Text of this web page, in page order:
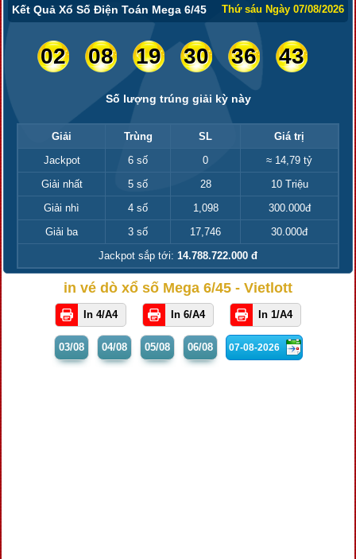
Kết Quả Xổ Số Điện Toán Mega 6/45 Thứ sáu Ngày 07/08/2026
02 08 19 30 36 43
Số lượng trúng giải kỳ này
Giải Trùng SL
Giá trị
Jackpot
6 số 0
≈ 14,79 tỷ
Giải nhất
5 số 28
10 Triệu
Giải nhì
4 số 1,098
300.000đ
Giải ba
3 số 17,746
30.000đ
Jackpot sắp tới: 14.788.722.000 đ
in vé dò xổ số Mega 6/45 - Vietlott
In 4/A4 In 6/A4 In 1/A4
03/08 04/08 05/08 06/08